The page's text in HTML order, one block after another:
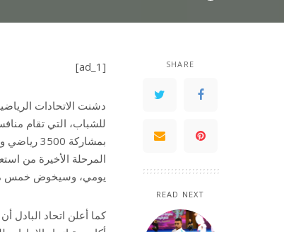
SHARE
READ NEXT
[ad_1]
دشنت الاتحادات
بمشاركة
المرحلة الأخيرة من
يومي، وسيخوض خمس
كما أعلن اتحاد البادل